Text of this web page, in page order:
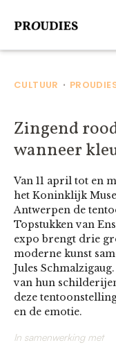
CULTUUR •
Zingend
wanneer
Van 11 april tot en
het Koninklijk
Antwerpen de
Topstukken van
expo brengt drie
moderne kunst
Jules
van hun
deze
en de emotie.
In samenwerking met